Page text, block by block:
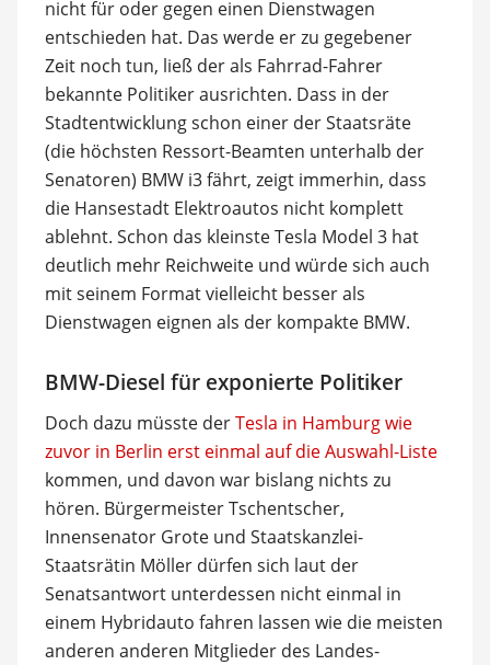
nicht für oder gegen einen Dienstwagen
entschieden hat. Das werde er zu gegebener
Zeit noch tun, ließ der als Fahrrad-Fahrer
bekannte Politiker ausrichten. Dass in der
Stadtentwicklung schon einer der Staatsräte
(die höchsten Ressort-Beamten unterhalb der
Senatoren) BMW i3 fährt, zeigt immerhin, dass
die Hansestadt Elektroautos nicht komplett
ablehnt. Schon das kleinste Tesla Model 3 hat
deutlich mehr Reichweite und würde sich auch
mit seinem Format vielleicht besser als
Dienstwagen eignen als der kompakte BMW.
BMW-Diesel für exponierte Politiker
Doch dazu müsste derTesla in Hamburg wie
zuvor in Berlin erst einmal auf die Auswahl-Liste
kommen, und davon war bislang nichts zu
hören. Bürgermeister Tschentscher,
Innensenator Grote und Staatskanzlei-
Staatsrätin Möller dürfen sich laut der
Senatsantwort unterdessen nicht einmal in
einem Hybridauto fahren lassen wie die meisten
anderen anderen Mitglieder des Landes-